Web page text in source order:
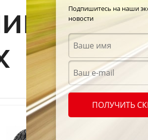
Подпишитесь на наши
новости
ПОЛУЧИТЬ